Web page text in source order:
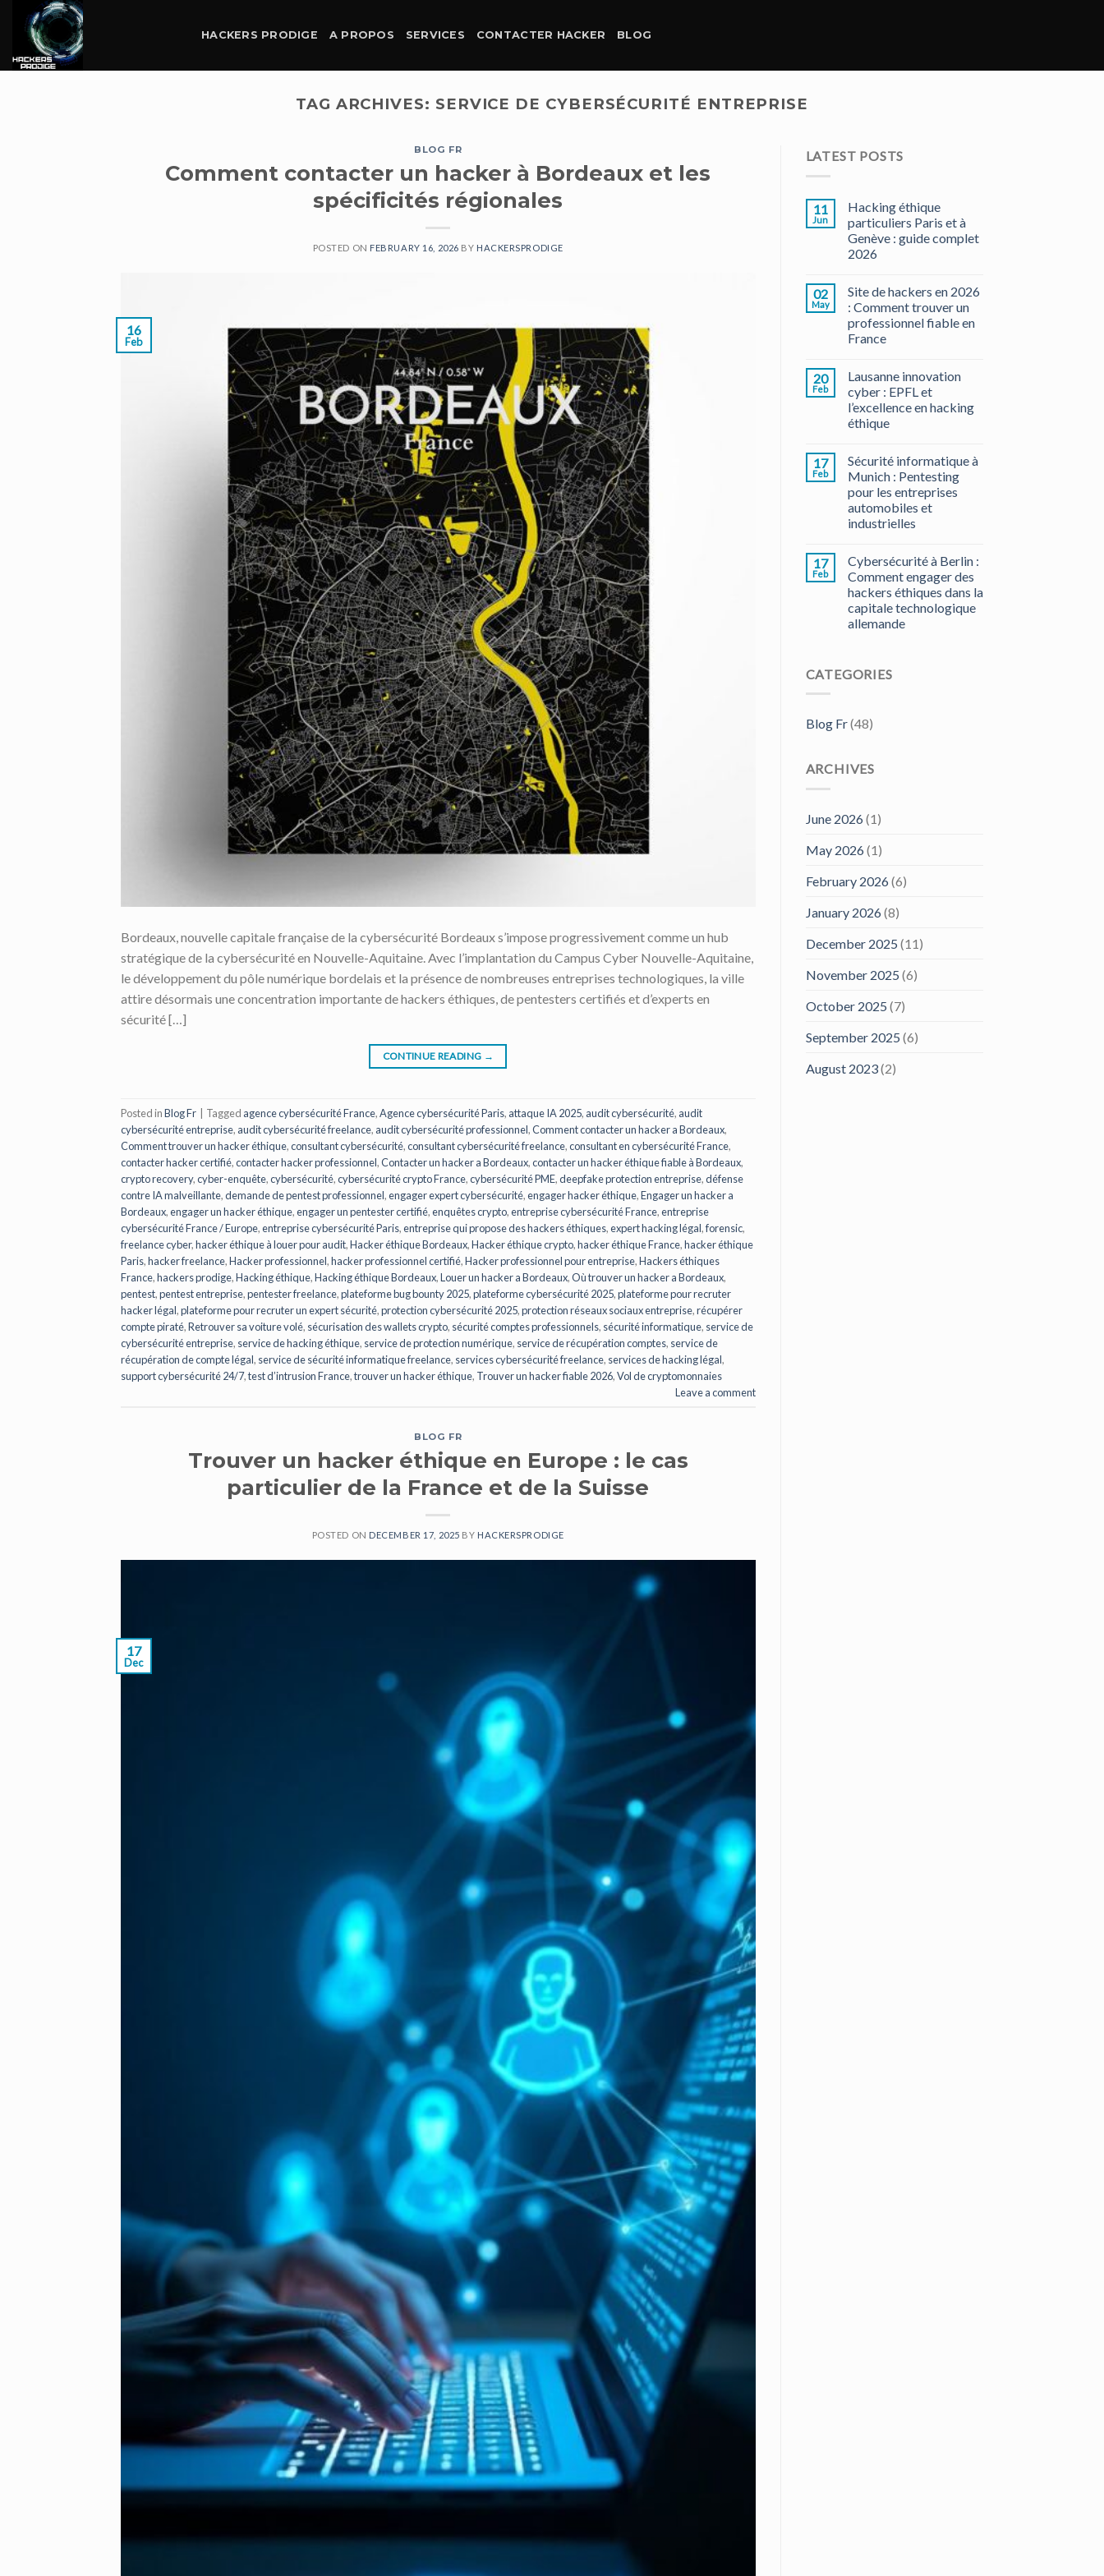
content
HACKERS PRODIGE A PROPOS SERVICES CONTACTER HACKER BLOG
TAG ARCHIVES: SERVICE DE CYBERSÉCURITÉ ENTREPRISE
BLOG FR
Comment contacter un hacker à Bordeaux et les
spécificités régionales
POSTED ON FEBRUARY 16, 2026 BY HACKERSPRODIGE
16
Feb
Bordeaux, nouvelle capitale française de la cybersécurité Bordeaux s’impose progressivement comme un hub
stratégique de la cybersécurité en Nouvelle-Aquitaine. Avec l’implantation du Campus Cyber Nouvelle-Aquitaine,
le développement du pôle numérique bordelais et la présence de nombreuses entreprises technologiques, la ville
attire désormais une concentration importante de hackers éthiques, de pentesters certifiés et d’experts en
sécurité […]
CONTINUE READING →
Posted inBlog Fr Tagged agence cybersécurité France,Agence cybersécurité Paris, attaque IA 2025, audit cybersécurité, audit
cybersécurité entreprise, audit cybersécurité freelance, audit cybersécurité professionnel,Comment contacter un hacker a Bordeaux,
Comment trouver un hacker éthique,consultant cybersécurité,consultant cybersécurité freelance,consultant en cybersécurité France,
contacter hacker certifié,contacter hacker professionnel,Contacter un hacker a Bordeaux,contacter un hacker éthique fiable à Bordeaux,
crypto recovery,cyber-enquête,cybersécurité,cybersécurité crypto France,cybersécurité PME,deepfake protection entreprise,défense
contre IA malveillante,demande de pentest professionnel,engager expert cybersécurité,engager hacker éthique,Engager un hacker a
Bordeaux,engager un hacker éthique,engager un pentester certifié,enquêtes crypto,entreprise cybersécurité France,entreprise
cybersécurité France / Europe,entreprise cybersécurité Paris,entreprise qui propose des hackers éthiques,expert hacking légal,forensic,
freelance cyber,hacker éthique à louer pour audit,Hacker éthique Bordeaux,Hacker éthique crypto,hacker éthique France,hacker éthique
Paris,hacker freelance,Hacker professionnel,hacker professionnel certifié,Hacker professionnel pour entreprise,Hackers éthiques
France,hackers prodige,Hacking éthique,Hacking éthique Bordeaux,Louer un hacker a Bordeaux,Où trouver un hacker a Bordeaux,
pentest,pentest entreprise,pentester freelance,plateforme bug bounty 2025,plateforme cybersécurité 2025,plateforme pour recruter
hacker légal,plateforme pour recruter un expert sécurité,protection cybersécurité 2025,protection réseaux sociaux entreprise,récupérer
compte piraté,Retrouver sa voiture volé, sécurisation des wallets crypto, sécurité comptes professionnels, sécurité informatique, service de
cybersécurité entreprise, service de hacking éthique, service de protection numérique, service de récupération comptes, service de
récupération de compte légal, service de sécurité informatique freelance, services cybersécurité freelance, services de hacking légal,
support cybersécurité 24/7,test d’intrusion France,trouver un hacker éthique, Trouver un hacker fiable 2026,Vol de cryptomonnaies
Leave a comment
BLOG FR
Trouver un hacker éthique en Europe : le cas
particulier de la France et de la Suisse
POSTED ON DECEMBER 17, 2025 BY HACKERSPRODIGE
17
Dec
LATEST POSTS
11
Jun
Hacking éthique
particuliers Paris et à
Genève : guide complet
2026
02
May
Site de hackers en 2026
: Comment trouver un
professionnel fiable en
France
20
Feb
Lausanne innovation
cyber : EPFL et
l’excellence en hacking
éthique
17
Feb
Sécurité informatique à
Munich : Pentesting
pour les entreprises
automobiles et
industrielles
17
Feb
Cybersécurité à Berlin :
Comment engager des
hackers éthiques dans la
capitale technologique
allemande
CATEGORIES
Blog Fr(48)
ARCHIVES
June 2026(1)
May 2026(1)
February 2026(6)
January 2026(8)
December 2025 (11)
November 2025 (6)
October 2025 (7)
September 2025 (6)
August 2023(2)